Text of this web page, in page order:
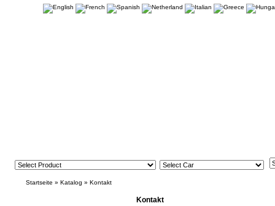
Startseite » Katalog » Kontakt
Kontakt